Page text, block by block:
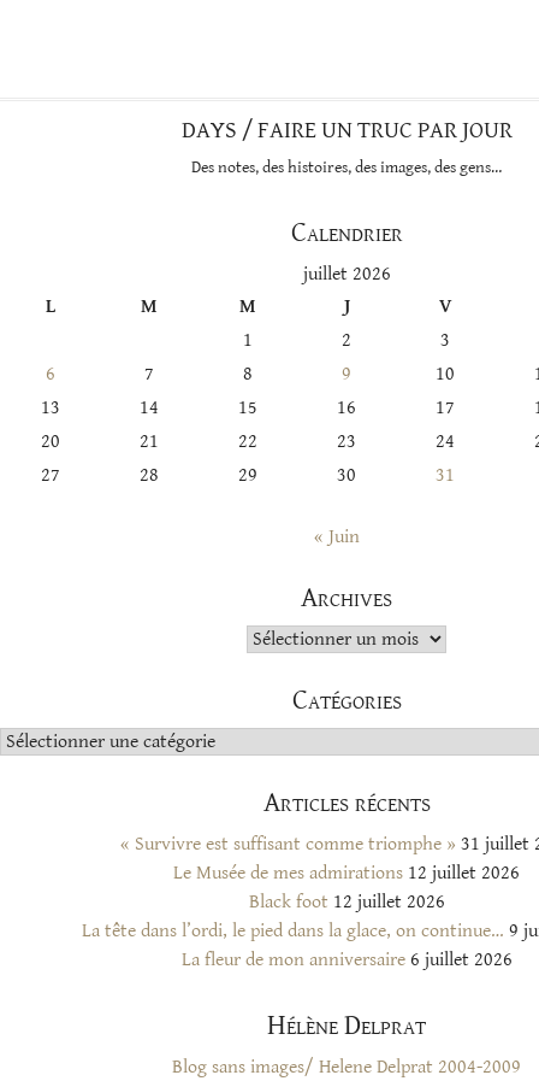
DAYS / FAIRE UN TRUC PAR JOUR
Des notes, des histoires, des images, des gens…
Calendrier
juillet 2026
L
M M J
V
1
2
3
6
7 8 9 10
13
14 15 16 17
20
21 22 23 24
27
28 29 30 31
« Juin
Archives
Archives
Catégories
Catégories
Articles récents
« Survivre est suffisant comme triomphe » 31 juillet
Le Musée de mes admirations 12 juillet 2026
Black foot 12 juillet 2026
La tête dans l’ordi, le pied dans la glace, on continue… 9
La fleur de mon anniversaire 6 juillet 2026
Hélène Delprat
Blog sans images/ Helene Delprat 2004-2009